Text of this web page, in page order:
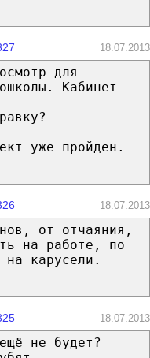
18.07.2013
для
Кабинет
уже пройден.
18.07.2013
от отчаяния,
на работе, по
на карусели.
18.07.2013
не будет?